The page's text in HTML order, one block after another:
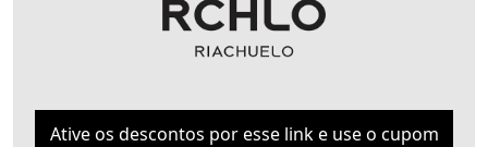
Ative os descontos por esse link e use o cupom